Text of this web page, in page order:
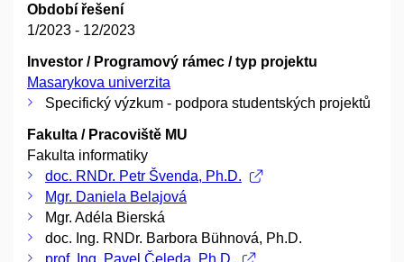
Období řešení
1/2023 - 12/2023
Investor / Programový rámec / typ projektu
Masarykova univerzita
Specifický výzkum - podpora studentských projektů
Fakulta / Pracoviště MU
Fakulta informatiky
doc. RNDr. Petr Švenda, Ph.D.
Mgr. Daniela Belajová
Mgr. Adéla Bierská
doc. Ing. RNDr. Barbora Bühnová, Ph.D.
prof. Ing. Pavel Čeleda, Ph.D.